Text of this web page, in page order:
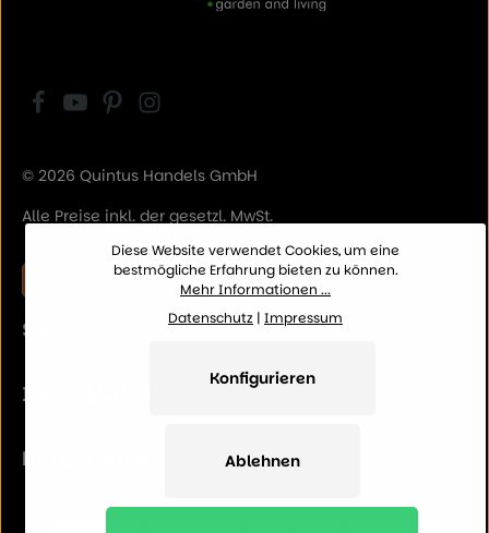
© 2026 Quintus Handels GmbH
Alle Preise inkl. der gesetzl. MwSt.
Vertrag widerrufen
SERVICE
INFORMATION
KATEGORIEN
Diese Website verwendet Cookies, um eine
bestmögliche Erfahrung bieten zu können.
Mehr Informationen ...
Datenschutz | Impressum
Ablehnen
Konfigurieren